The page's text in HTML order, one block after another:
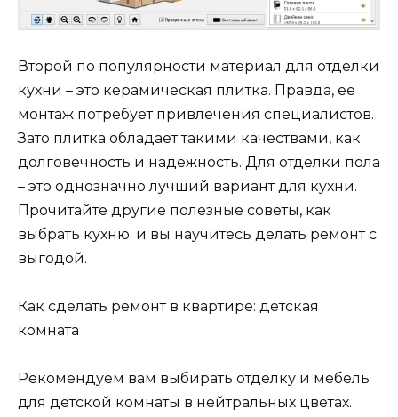
Второй по популярности материал для отделки
кухни – это керамическая плитка. Правда, ее
монтаж потребует привлечения специалистов.
Зато плитка обладает такими качествами, как
долговечность и надежность. Для отделки пола
– это однозначно лучший вариант для кухни.
Прочитайте другие полезные советы, как
выбрать кухню. и вы научитесь делать ремонт с
выгодой.
Как сделать ремонт в квартире: детская
комната
Рекомендуем вам выбирать отделку и мебель
для детской комнаты в нейтральных цветах.